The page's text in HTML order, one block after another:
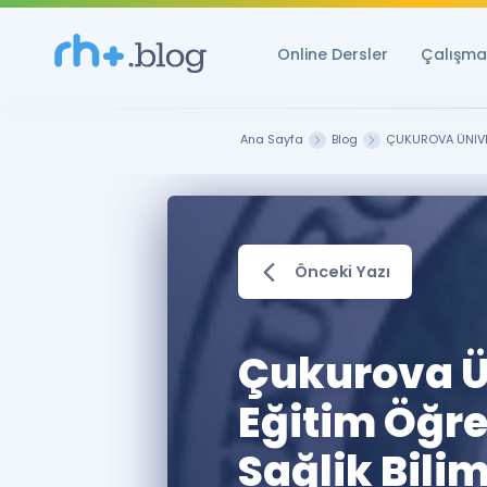
Online Dersler
Ana Sayfa Blog ÇUKUROVA
Önceki Yazı
Çukurova
Eğitim
Sağlik